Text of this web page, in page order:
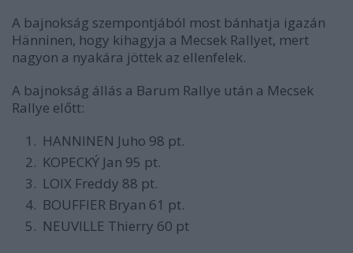
A bajnokság szempontjából most bánhatja igazán
Hänninen, hogy kihagyja a Mecsek Rallyet, mert
nagyon a nyakára jöttek az ellenfelek.
A bajnokság állás a Barum Rallye után a Mecsek
Rallye előtt:
HANNINEN Juho 98 pt.
KOPECKÝ Jan 95 pt.
LOIX Freddy 88 pt.
BOUFFIER Bryan 61 pt.
NEUVILLE Thierry 60 pt